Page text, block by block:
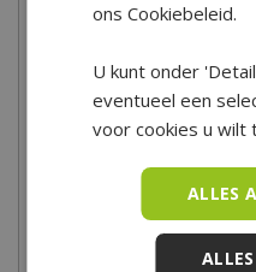
Terrastegel Grezzo 60x60
,95
ons Cookiebeleid.
U kunt onder
eventueel een
voor cookies u wilt
ALLES